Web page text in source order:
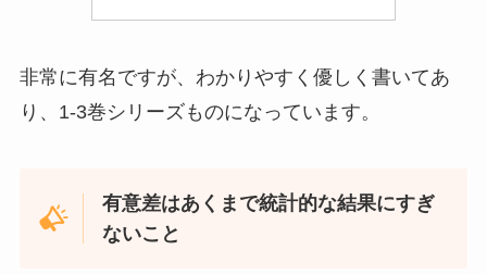
非常に有名ですが、わかりやすく優しく書いてあ
り、1-3巻シリーズものになっています。
有意差はあくまで統計的な結果にすぎ
ないこと